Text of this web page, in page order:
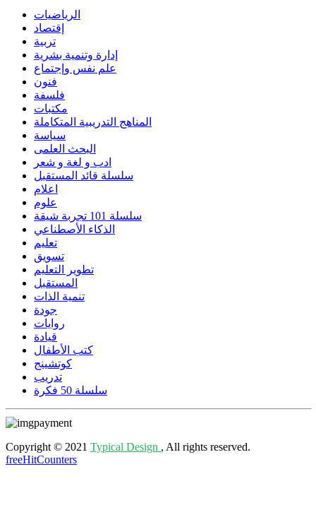
الرياضيات
إقتصاد
تربية
إدارة وتنمية بشرية
علم نفس وإجتماع
فنون
فلسفة
مكتبات
المناهج التدريبية المتكاملة
سياسة
البحث العلمى
ادب و لغة و شعر
سلسلة قائد المستقبل
اعلام
علوم
سلسلة 101 تجربة شيقة
الذكاء الأصطناعي
تعليم
تسويق
تطوير التعليم
المستقبل
تنمية الذات
جودة
روايات
قيادة
كتب الأطفال
كوتشينج
تدريب
سلسلة 50 فكرة
Copyright © 2021 Typical Design , All rights reserved.
freeHitCounters